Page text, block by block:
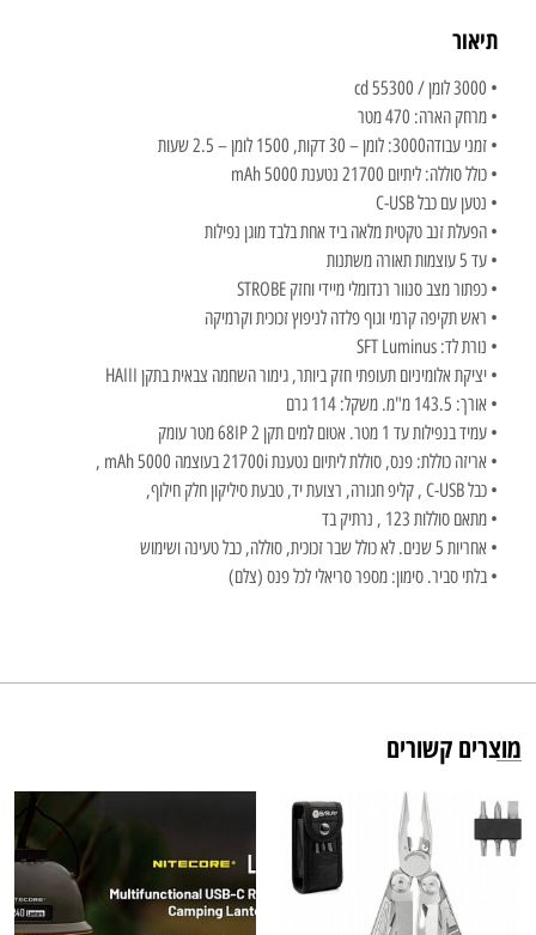
תיאור
• 3000 לומן / 55300 cd
• מרחק הארה: 470 מטר
• זמני עבודה3000: לומן – 30 דקות, 1500 לומן – 2.5 שעות
• כולל סוללה: ליתיום 21700 נטענת 5000 mAh
• נטען עם כבל C-USB
• הפעלת זנב טקטית מלאה ביד אחת בלבד מוגן נפילות
• עד 5 עוצמות תאורה משתנות
• כפתור מצב סנוור רנדומלי מיידי וחזק STROBE
• ראש תקיפה קרמי וגוף פלדה לניפוץ זכוכית וקרמיקה
• נורת לד: SFT Luminus
• יציקת אלומיניום תעופתי חזק ביותר, גימור השחמה צבאית בתקן HAIII
• אורך: 143.5 מ"מ. משקל: 114 גרם
• עמיד בנפילות עד 1 מטר. אטום למים תקן 68IP 2 מטר עומק
• אריזה כוללת: פנס, סוללת ליתיום נטענת 21700i בעוצמה 5000 mAh ,
• כבל C-USB , קליפ חגורה, רצועת יד, טבעת סיליקון חלק חילוף,
• מתאם סוללות 123 , נרתיק בד
• אחריות 5 שנים. לא כולל שבר זכוכית, סוללה, כבל טעינה ושימוש
• בלתי סביר. סימון: מספר סריאלי לכל פנס (צלם)
מוצרים קשורים